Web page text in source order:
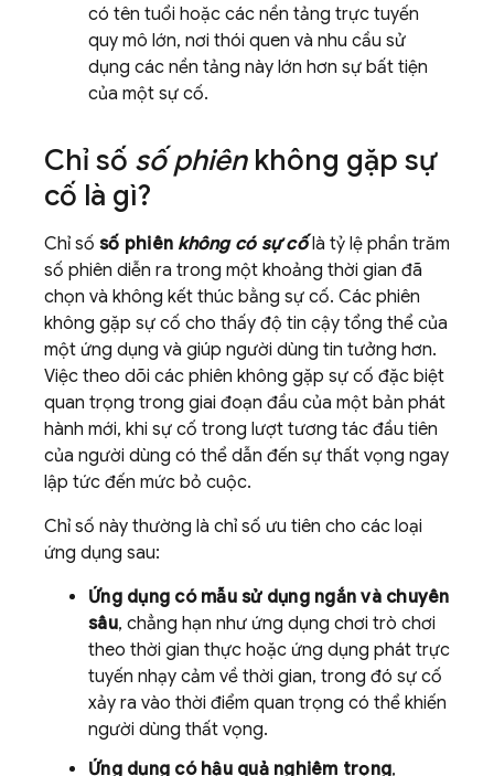
có tên tuổi hoặc các nền tảng trực tuyến
quy mô lớn, nơi thói quen và nhu cầu sử
dụng các nền tảng này lớn hơn sự bất tiện
của một sự cố.
Chỉ số số phiênkhông gặp sự
cố là gì?
Chỉ số số phiên không có sự cốlà tỷ lệ phần trăm
số phiên diễn ra trong một khoảng thời gian đã
chọn và không kết thúc bằng sự cố. Các phiên
không gặp sự cố cho thấy độ tin cậy tổng thể của
một ứng dụng và giúp người dùng tin tưởng hơn.
Việc theo dõi các phiên không gặp sự cố đặc biệt
quan trọng trong giai đoạn đầu của một bản phát
hành mới, khi sự cố trong lượt tương tác đầu tiên
của người dùng có thể dẫn đến sự thất vọng ngay
lập tức đến mức bỏ cuộc.
Chỉ số này thường là chỉ số ưu tiên cho các loại
ứng dụng sau:
Ứng dụng có mẫu sử dụng ngắn và chuyên
sâu, chẳng hạn như ứng dụng chơi trò chơi
theo thời gian thực hoặc ứng dụng phát trực
tuyến nhạy cảm về thời gian, trong đó sự cố
xảy ra vào thời điểm quan trọng có thể khiến
người dùng thất vọng.
Ứng dụng có hậu quả nghiêm trọng,